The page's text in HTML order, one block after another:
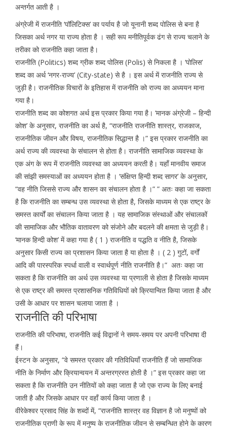
अन्तर्गत आती है ।
अंग्रेजी में राजनीति ‘पॉलिटिक्स’ का पर्याय है जो यूनानी शब्द पोलिस से बना है
जिसका अर्थ नगर या राज्य होता है । सही रूप मनीतिपूर्वक ढंग से राज्य चलाने के
तरीका को राजनीति कहा जाता है।
राजनीति (Politics) शब्द ग्रीक शब्द पोलिस (Polis) से निकला है । ‘पोलिस’
शब्द का अर्थ ‘नगर-राज्य’ (City-state) से है । इस अर्थ में राजनीति राज्य से
जुड़ी है। राजनीतिक विचारों के इतिहास में राजनीति को राज्य का अध्ययन माना
गया है।
राजनीति शब्द का कोशगत अर्थ इस प्रकार किया गया है। ‘मानक अंग्रेजी – हिन्दी
कोश’ के अनुसार, राजनीति का अर्थ है, “राजनीति राजनीति शास्त्र, राजकाज,
राजनीतिक जीवन और विषय, राजनीतिक सिद्धान्त है ।” इस प्रकार राजनीति का
अर्थ राज्य की व्यवस्था के संचालन से होता है। राजनीति सामाजिक व्यवस्था के
एक अंग के रूप में राजनीति व्यवस्था का अध्ययन करती है। यहाँ मानवीय समाज
की सांझी समस्याओं का अध्ययन होता है । ‘संक्षिप्त हिन्दी शब्द सागर’ के अनुसार,
“वह नीति जिससे राज्य और शासन का संचालन होता है ।” ” अतः कहा जा सकता
है कि राजनीति का सम्बन्ध उस व्यवस्था से होता है, जिसके माध्यम से एक राष्ट्र के
समस्त कार्यों का संचालन किया जाता है । यह सामाजिक संस्थाओं और संचालकों
की सामाजिक और भौतिक वातावरण को संजोने और बदलने की क्षमता से जुड़ी है।
‘मानक हिन्दी कोश’ में कहा गया है ( 1 ) राजनीति व पद्धति व नीति है, जिसके
अनुसार किसी राज्य का प्रशासन किया जाता है या होता है । ( 2 ) गुटों, वर्गों
आदि की पारस्परिक स्पर्धा वाली व स्वार्थपूर्ण नीति राजनीति है।” अतः कहा जा
सकता है कि राजनीति का अर्थ उस व्यवस्था या प्रणाली से होता है जिसके माध्यम
से एक राष्ट्र की समस्त प्रशासनिक गतिविधियों को क्रियान्वित किया जाता है और
उसी के आधार पर शासन चलाया जाता है ।
राजनीति की परिभाषा
राजनीति की परिभाषा, राजनीति कई विद्वानों ने समय-समय पर अपनी परिभाषा दी
हैं।
ईस्टन के अनुसार, “वे समस्त प्रकार की गतिविधियाँ राजनीति हैं जो सामाजिक
नीति के निर्माण और क्रियान्वयन में अन्तरग्रस्त होती है ।” इस प्रकार कहा जा
सकता है कि राजनीति उन नीतियों को कहा जाता है जो एक राज्य के लिए बनाई
जाती है और जिसके आधार पर वहाँ कार्य किया जाता है ।
वीरेकेश्वर प्रसाद सिंह के शब्दों में, “राजनीति शास्त्र वह विज्ञान है जो मनुष्यों को
राजनीतिक प्राणी के रूप में मनुष्य के राजनीतिक जीवन से सम्बन्धित होने के कारण